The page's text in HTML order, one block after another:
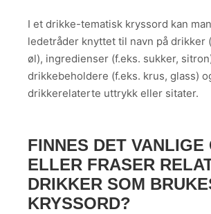
I et drikke-tematisk kryssord kan
ledetråder knyttet til navn på drikker
øl), ingredienser (f.eks. sukker,
drikkebeholdere (f.eks. krus, glass)
drikkerelaterte uttrykk eller sitater.
FINNES DET VANLIGE
ELLER FRASER
DRIKKER SOM
KRYSSORD?